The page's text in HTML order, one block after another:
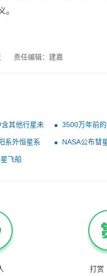
。
责任编辑：建嘉
其他行星未
3500万年前
何没人去开采
系外恒星系
NASA公布彗
飞船
打赏